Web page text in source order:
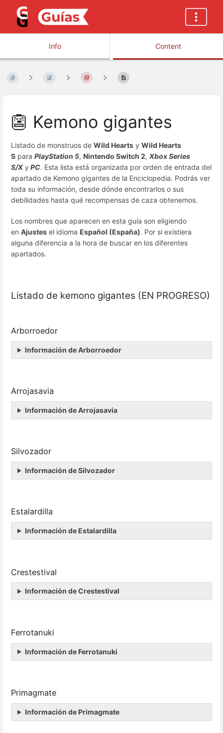
Info Content
👺 Kemono gigantes
Listado de monstruos de Wild Hearts y Wild Hearts
S para PlayStation 5, Nintendo Switch 2, Xbox Series
S/X y PC. Esta lista está organizada por orden de entrada del
apartado de Kemono gigantes de la Enciclopedia. Podrás ver
toda su información, desde dónde encontrarlos o sus
debilidades hasta qué recompensas de caza obtenemos.
Los nombres que aparecen en esta guía son eligiendo
en Ajustes el idioma Español (España). Por si existiera
alguna diferencia a la hora de buscar en los diferentes
apartados.
Listado de kemono gigantes (EN PROGRESO)
Arborroedor
Información de Arborroedor
Arrojasavia
Información de Arrojasavia
Silvozador
Información de Silvozador
Estalardilla
Información de Estalardilla
Crestestival
Información de Crestestival
Ferrotanuki
Información de Ferrotanuki
Primagmate
Información de Primagmate